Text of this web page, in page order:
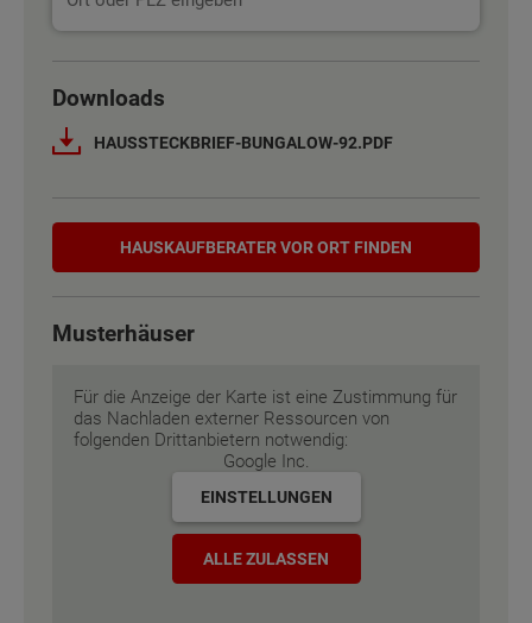
Basisinformation
Außenmaße 11 m x 9.63 m
Inklusivausstattung
Downloads
HAUSSTECKBRIEF-BUNGALOW-92.PDF
Hauskaufberater
HAUSKAUF­BERATER VOR ORT FINDEN
Musterhäuser
Für die Anzeige der Karte ist eine Zustimmung für
das Nachladen externer Ressourcen von
folgenden Drittanbietern notwendig:
Google Inc.
EINSTELLUNGEN
ALLE ZULASSEN